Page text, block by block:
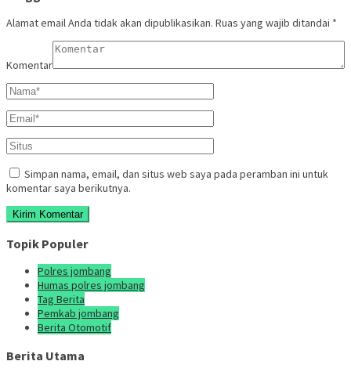
Alamat email Anda tidak akan dipublikasikan. Ruas yang wajib ditandai *
Komentar
Simpan nama, email, dan situs web saya pada peramban ini untuk
komentar saya berikutnya.
Topik Populer
Polres jombang
Humas polres jombang
Tag Berita
Pemkab jombang
Berita Otomotif
Berita Utama